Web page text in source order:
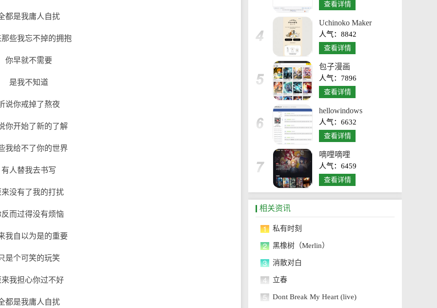
都是我庸人自扰
些我忘不掉的拥抱
你早就不需要
是我不知道
说你戒掉了熬夜
你开始了新的了解
我给不了你的世界
有人替我去书写
来没有了我的打扰
反而过得没有烦恼
我自以为是的重要
是个可笑的玩笑
来我担心你过不好
都是我庸人自扰
查看详情
Uchinoko Maker
人气：8842
查看详情
包子漫画
人气：7896
查看详情
hellowindows
人气：6632
查看详情
嘀哩嘀哩
人气：6459
查看详情
相关资讯
1 私有时刻
2 黑橡树（Merlin）
3 消散对白
4 立春
5 Dont Break My Heart (live)